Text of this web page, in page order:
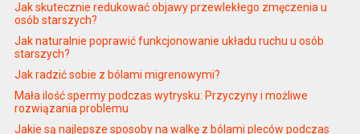
Jak skutecznie redukować objawy przewlekłego zmęczenia u
osób starszych?
Jak naturalnie poprawić funkcjonowanie układu ruchu u osób
starszych?
Jak radzić sobie z bólami migrenowymi?
Mała ilość spermy podczas wytrysku: Przyczyny i możliwe
rozwiązania problemu
Jakie są najlepsze sposoby na walkę z bólami pleców podczas